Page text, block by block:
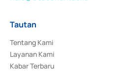
Tautan
Tentang Kami
Layanan Kami
Kabar Terbaru